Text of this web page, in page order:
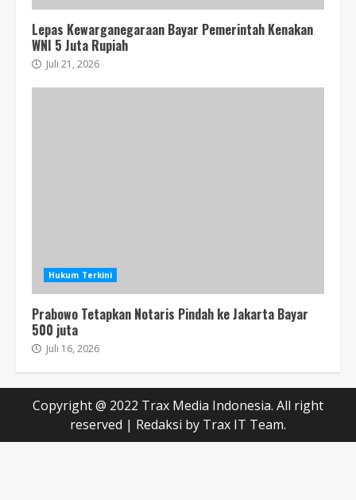
Lepas Kewarganegaraan Bayar Pemerintah Kenakan
WNI 5 Juta Rupiah
Juli 21, 2026
Hukum Terkini
Prabowo Tetapkan Notaris Pindah ke Jakarta Bayar
500 juta
Juli 16, 2026
Copyright @ 2022 Trax Media Indonesia. All right
reserved | Redaksi by Trax IT Team.